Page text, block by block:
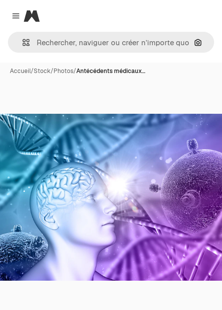
Close menu
Magnific
Accueil/Stock/Photos/Antécédents médicaux…